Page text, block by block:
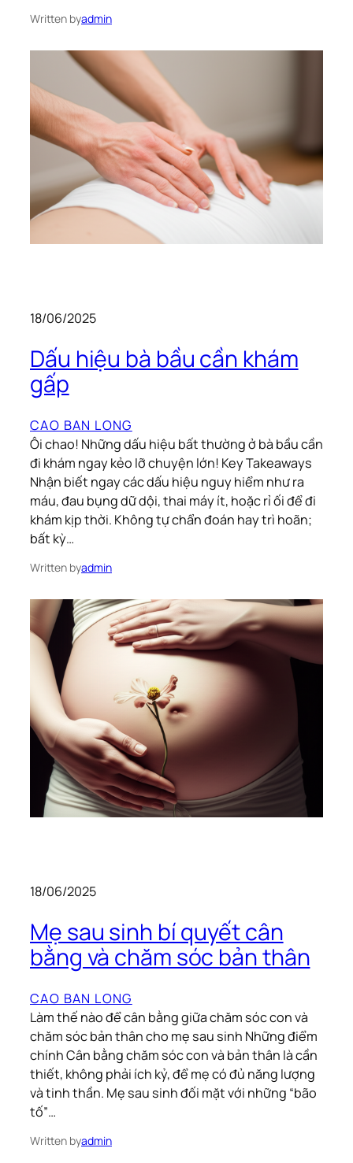
Written byadmin
18/06/2025
Dấu hiệu bà bầu cần khám
gấp
CAO BAN LONG
Ôi chao! Những dấu hiệu bất thường ở bà bầu cần
đi khám ngay kẻo lỡ chuyện lớn! Key Takeaways
Nhận biết ngay các dấu hiệu nguy hiểm như ra
máu, đau bụng dữ dội, thai máy ít, hoặc rỉ ối để đi
khám kịp thời. Không tự chẩn đoán hay trì hoãn;
bất kỳ…
Written byadmin
18/06/2025
Mẹ sau sinh bí quyết cân
bằng và chăm sóc bản thân
CAO BAN LONG
Làm thế nào để cân bằng giữa chăm sóc con và
chăm sóc bản thân cho mẹ sau sinh Những điểm
chính Cân bằng chăm sóc con và bản thân là cần
thiết, không phải ích kỷ, để mẹ có đủ năng lượng
và tinh thần. Mẹ sau sinh đối mặt với những “bão
tố”…
Written byadmin